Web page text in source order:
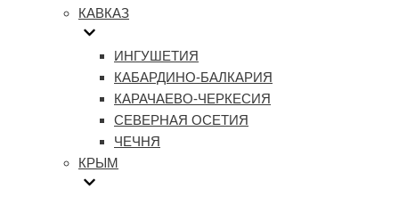
КАВКАЗ
ИНГУШЕТИЯ
КАБАРДИНО-БАЛКАРИЯ
КАРАЧАЕВО-ЧЕРКЕСИЯ
СЕВЕРНАЯ ОСЕТИЯ
ЧЕЧНЯ
КРЫМ